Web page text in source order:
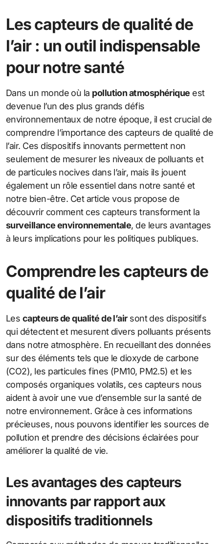
Les capteurs de qualité de
l’air : un outil indispensable
pour notre santé
Dans un monde où la pollution atmosphérique est
devenue l’un des plus grands défis
environnementaux de notre époque, il est crucial de
comprendre l’importance des capteurs de qualité de
l’air. Ces dispositifs innovants permettent non
seulement de mesurer les niveaux de polluants et
de particules nocives dans l’air, mais ils jouent
également un rôle essentiel dans notre santé et
notre bien-être. Cet article vous propose de
découvrir comment ces capteurs transforment la
surveillance environnementale, de leurs avantages
à leurs implications pour les politiques publiques.
Comprendre les capteurs de
qualité de l’air
Les capteurs de qualité de l’airsont des dispositifs
qui détectent et mesurent divers polluants présents
dans notre atmosphère. En recueillant des données
sur des éléments tels que le dioxyde de carbone
(CO2), les particules fines (PM10, PM2.5) et les
composés organiques volatils, ces capteurs nous
aident à avoir une vue d’ensemble sur la santé de
notre environnement. Grâce à ces informations
précieuses, nous pouvons identifier les sources de
pollution et prendre des décisions éclairées pour
améliorer la qualité de vie.
Les avantages des capteurs
innovants par rapport aux
dispositifs traditionnels